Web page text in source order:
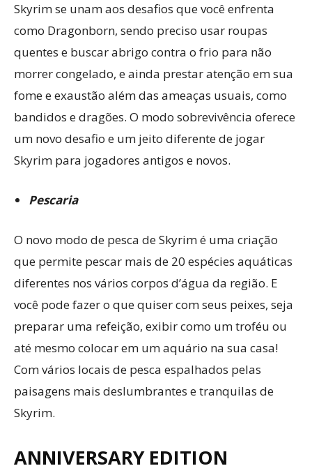
Skyrim se unam aos desafios que você enfrenta
como Dragonborn, sendo preciso usar roupas
quentes e buscar abrigo contra o frio para não
morrer congelado, e ainda prestar atenção em sua
fome e exaustão além das ameaças usuais, como
bandidos e dragões. O modo sobrevivência oferece
um novo desafio e um jeito diferente de jogar
Skyrim para jogadores antigos e novos.
Pescaria
O novo modo de pesca de Skyrim é uma criação
que permite pescar mais de 20 espécies aquáticas
diferentes nos vários corpos d’água da região. E
você pode fazer o que quiser com seus peixes, seja
preparar uma refeição, exibir como um troféu ou
até mesmo colocar em um aquário na sua casa!
Com vários locais de pesca espalhados pelas
paisagens mais deslumbrantes e tranquilas de
Skyrim.
ANNIVERSARY EDITION